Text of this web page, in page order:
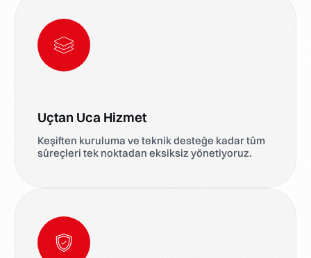
Uçtan Uca Hizmet
Keşiften kuruluma ve teknik desteğe kadar tüm
süreçleri tek noktadan eksiksiz yönetiyoruz.